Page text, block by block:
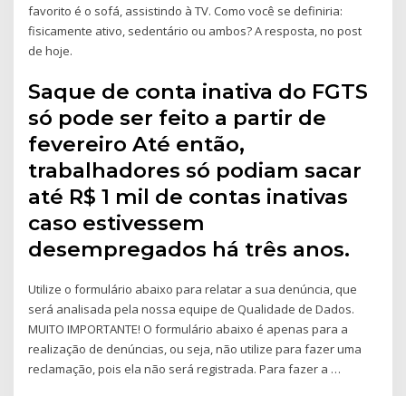
favorito é o sofá, assistindo à TV. Como você se definiria:
fisicamente ativo, sedentário ou ambos? A resposta, no post
de hoje.
Saque de conta inativa do FGTS
só pode ser feito a partir de
fevereiro Até então,
trabalhadores só podiam sacar
até R$ 1 mil de contas inativas
caso estivessem
desempregados há três anos.
Utilize o formulário abaixo para relatar a sua denúncia, que
será analisada pela nossa equipe de Qualidade de Dados.
MUITO IMPORTANTE! O formulário abaixo é apenas para a
realização de denúncias, ou seja, não utilize para fazer uma
reclamação, pois ela não será registrada. Para fazer a …